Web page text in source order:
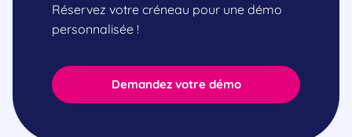
Demandez votre démo
Réservez votre créneau pour une démo
personnalisée !